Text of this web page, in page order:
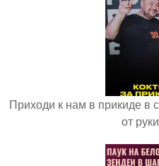
Приходи к нам в прикиде в
от